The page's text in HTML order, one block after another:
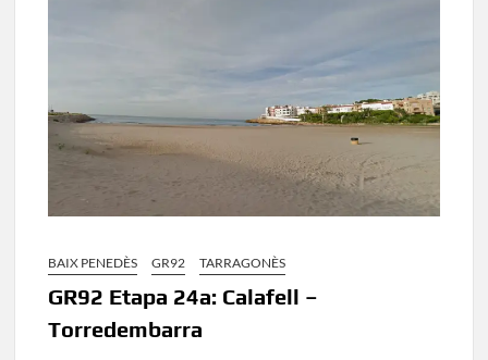
BAIX PENEDÈS GR92 TARRAGONÈS
GR92 Etapa 24a: Calafell –
Torredembarra